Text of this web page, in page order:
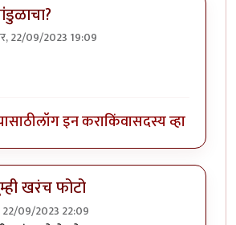
22/09/2023 19:09
लॉग इन कराकिंवासदस्य व्हा
खरंच फोटो
22/09/2023 22:09